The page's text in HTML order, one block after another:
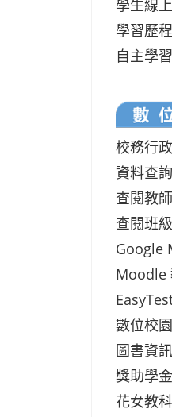
學生線
學習歷
自主學習
校務行
資料查
查閱教
查閱班
Google
Moodle
數位校
圖書資
獎助學
花女教